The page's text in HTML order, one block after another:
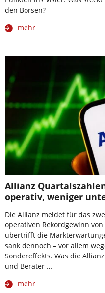
den Börsen?
mehr
Allianz
operativ, weniger
Die Allianz meldet für das
operativen Rekordgewinn
übertrifft die
sank dennoch – vor allem
Sondereffekts. Was die
und Berater …
mehr